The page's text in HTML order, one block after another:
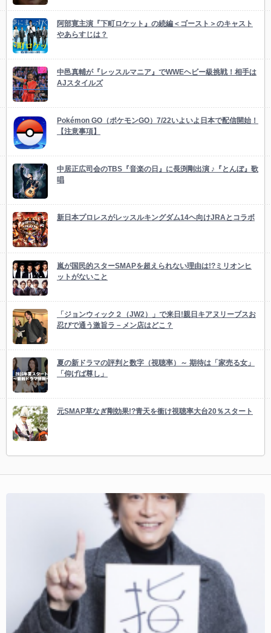
阿部寛主演『下町ロケット』の続編＜ゴースト＞のキャスト
やあらすじは？
中邑真輔が『レッスルマニア』でWWEヘビー級挑戦！相手は
AJスタイルズ
Pokémon GO（ポケモンGO）7/22いよいよ日本で配信開始！
【注意事項】
中居正広司会のTBS『音楽の日』に長渕剛出演 ♪『とんぼ』歌
唱
新日本プロレスがレッスルキングダム14ヘ向けJRAとコラボ
嵐が国民的スターSMAPを超えられない理由は!?ミリオンヒ
ットがないこと
「ジョンウィック２（JW2）」で来日!親日キアヌリーブスお
忍びで通う激旨ラ－メン店はどこ？
夏の新ドラマの評判と数字（視聴率）～ 期待は「家売る女」
「仰げば尊し」
元SMAP草なぎ剛効果!?青天を衝け視聴率大台20％スタート